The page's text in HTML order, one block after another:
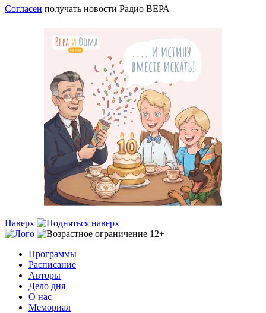
Согласен получать новости Радио ВЕРА
Наверх
Программы
Расписание
Авторы
Дело дня
О нас
Мемориал